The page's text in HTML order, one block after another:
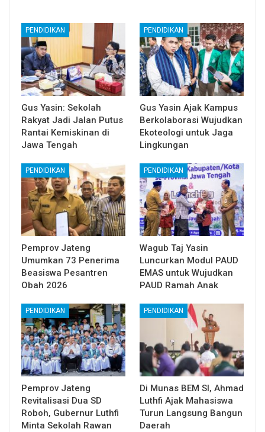
PENDIDIKAN
Gus Yasin: Sekolah
Rakyat Jadi Jalan Putus
Rantai Kemiskinan di
Jawa Tengah
PENDIDIKAN
Gus Yasin Ajak Kampus
Berkolaborasi Wujudkan
Ekoteologi untuk Jaga
Lingkungan
PENDIDIKAN
Pemprov Jateng
Umumkan 73 Penerima
Beasiswa Pesantren
Obah 2026
PENDIDIKAN
Wagub Taj Yasin
Luncurkan Modul PAUD
EMAS untuk Wujudkan
PAUD Ramah Anak
PENDIDIKAN
Pemprov Jateng
Revitalisasi Dua SD
Roboh, Gubernur Luthfi
Minta Sekolah Rawan
PENDIDIKAN
Di Munas BEM SI, Ahmad
Luthfi Ajak Mahasiswa
Turun Langsung Bangun
Daerah